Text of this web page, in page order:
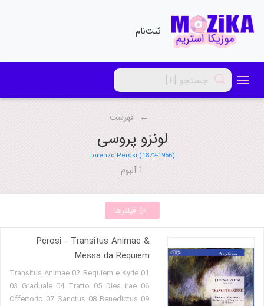
ثبت‌نام
فهرست
لونزو پروسی
Lorenzo Perosi (1872-1956)
فیلترها
Perosi - Transitus Animae &
Messa da Requiem
01 Transitus Animae 02 Requiem e Kyrie
03 Graduale 04 Tratto 05 Dies irae 06
Offertorio 07 Sanctus 08 Benedictus 09